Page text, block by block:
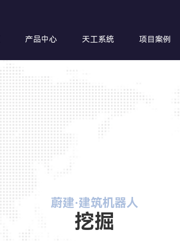
产品中心 天工系统 项目案例
蔚建·建筑机器人
挖掘